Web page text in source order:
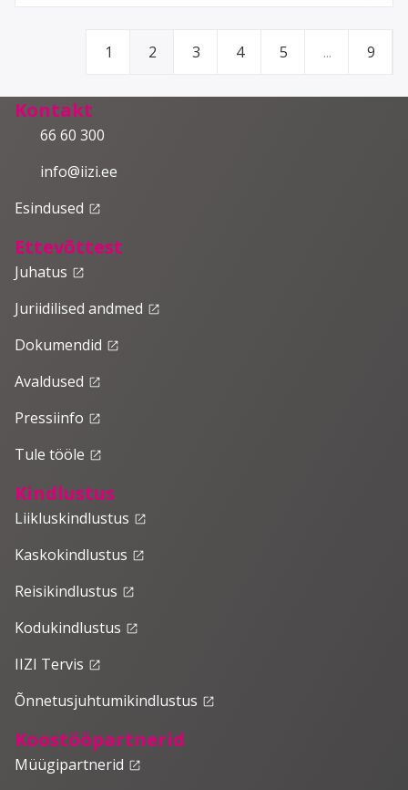
1 2 3 4 5 ... 9
Kontakt
66 60 300
info@iizi.ee
Esindused launch
Ettevõttest
Juhatus launch
Juriidilised andmed launch
Dokumendid launch
Avaldused launch
Pressiinfo launch
Tule tööle launch
Kindlustus
Liikluskindlustus launch
Kaskokindlustus launch
Reisikindlustus launch
Kodukindlustus launch
IIZI Tervis launch
Õnnetusjuhtumikindlustus launch
Koostööpartnerid
Müügipartnerid launch